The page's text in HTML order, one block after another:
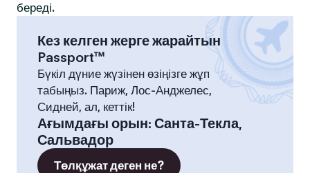
береді.
Кез келген жерге жарайтын
Passport™
Бүкіл дүние жүзінен өзіңізге жұп
табыңыз. Париж, Лос-Анджелес,
Сидней, ал, кеттік!
Ағымдағы орын: Санта-Текла,
Сальвадор
Төлқұжат деген не?